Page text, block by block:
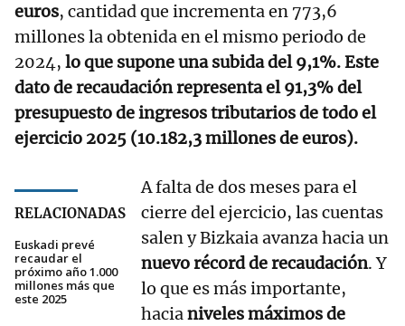
euros, cantidad que incrementa en 773,6
millones la obtenida en el mismo periodo de
2024, lo que supone una subida del 9,1%. Este
dato de recaudación representa el 91,3% del
presupuesto de ingresos tributarios de todo el
ejercicio 2025 (10.182,3 millones de euros).
RELACIONADAS
Euskadi prevé
recaudar el
próximo año 1.000
millones más que
este 2025
A falta de dos meses para el
cierre del ejercicio, las cuentas
salen y Bizkaia avanza hacia un
nuevo récord de recaudación. Y
lo que es más importante,
hacianiveles máximos de